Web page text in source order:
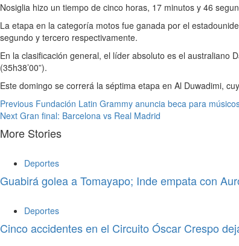
Nosiglia hizo un tiempo de cinco horas, 17 minutos y 46
La etapa en la categoría motos fue ganada por el
segundo y tercero respectivamente.
En la clasificación general, el líder absoluto es el australiano
(35h38’00”).
Este domingo se correrá la séptima etapa en Al Duwadimi,
Previous Fundación Latin Grammy anuncia beca para
Next Gran final: Barcelona vs Real Madrid
More Stories
Deportes
Guabirá golea a Tomayapo; Inde empata con
Deportes
Cinco accidentes en el Circuito Óscar Crespo